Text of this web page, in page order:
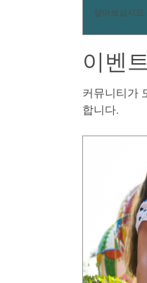
알아보십시오.
이벤
커뮤니티가
합니다.